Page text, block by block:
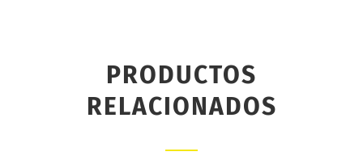
PRODUCTOS
RELACIONADOS